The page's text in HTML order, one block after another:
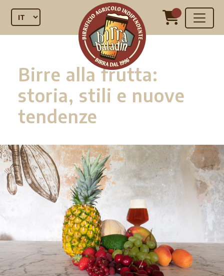
Birre alla frutta:
storia, stili e nuove
tendenze